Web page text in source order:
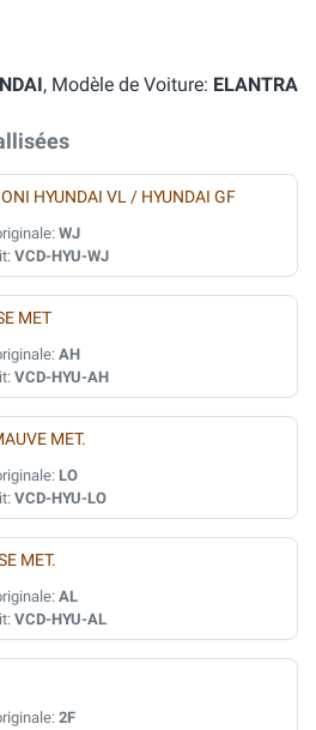
, Modèle de Voiture: ELANTRA
HYUNDAI VL / HYUNDAI GF
WJ
VCD-HYU-WJ
MET
AH
VCD-HYU-AH
MET.
LO
VCD-HYU-LO
MET.
AL
VCD-HYU-AL
2F